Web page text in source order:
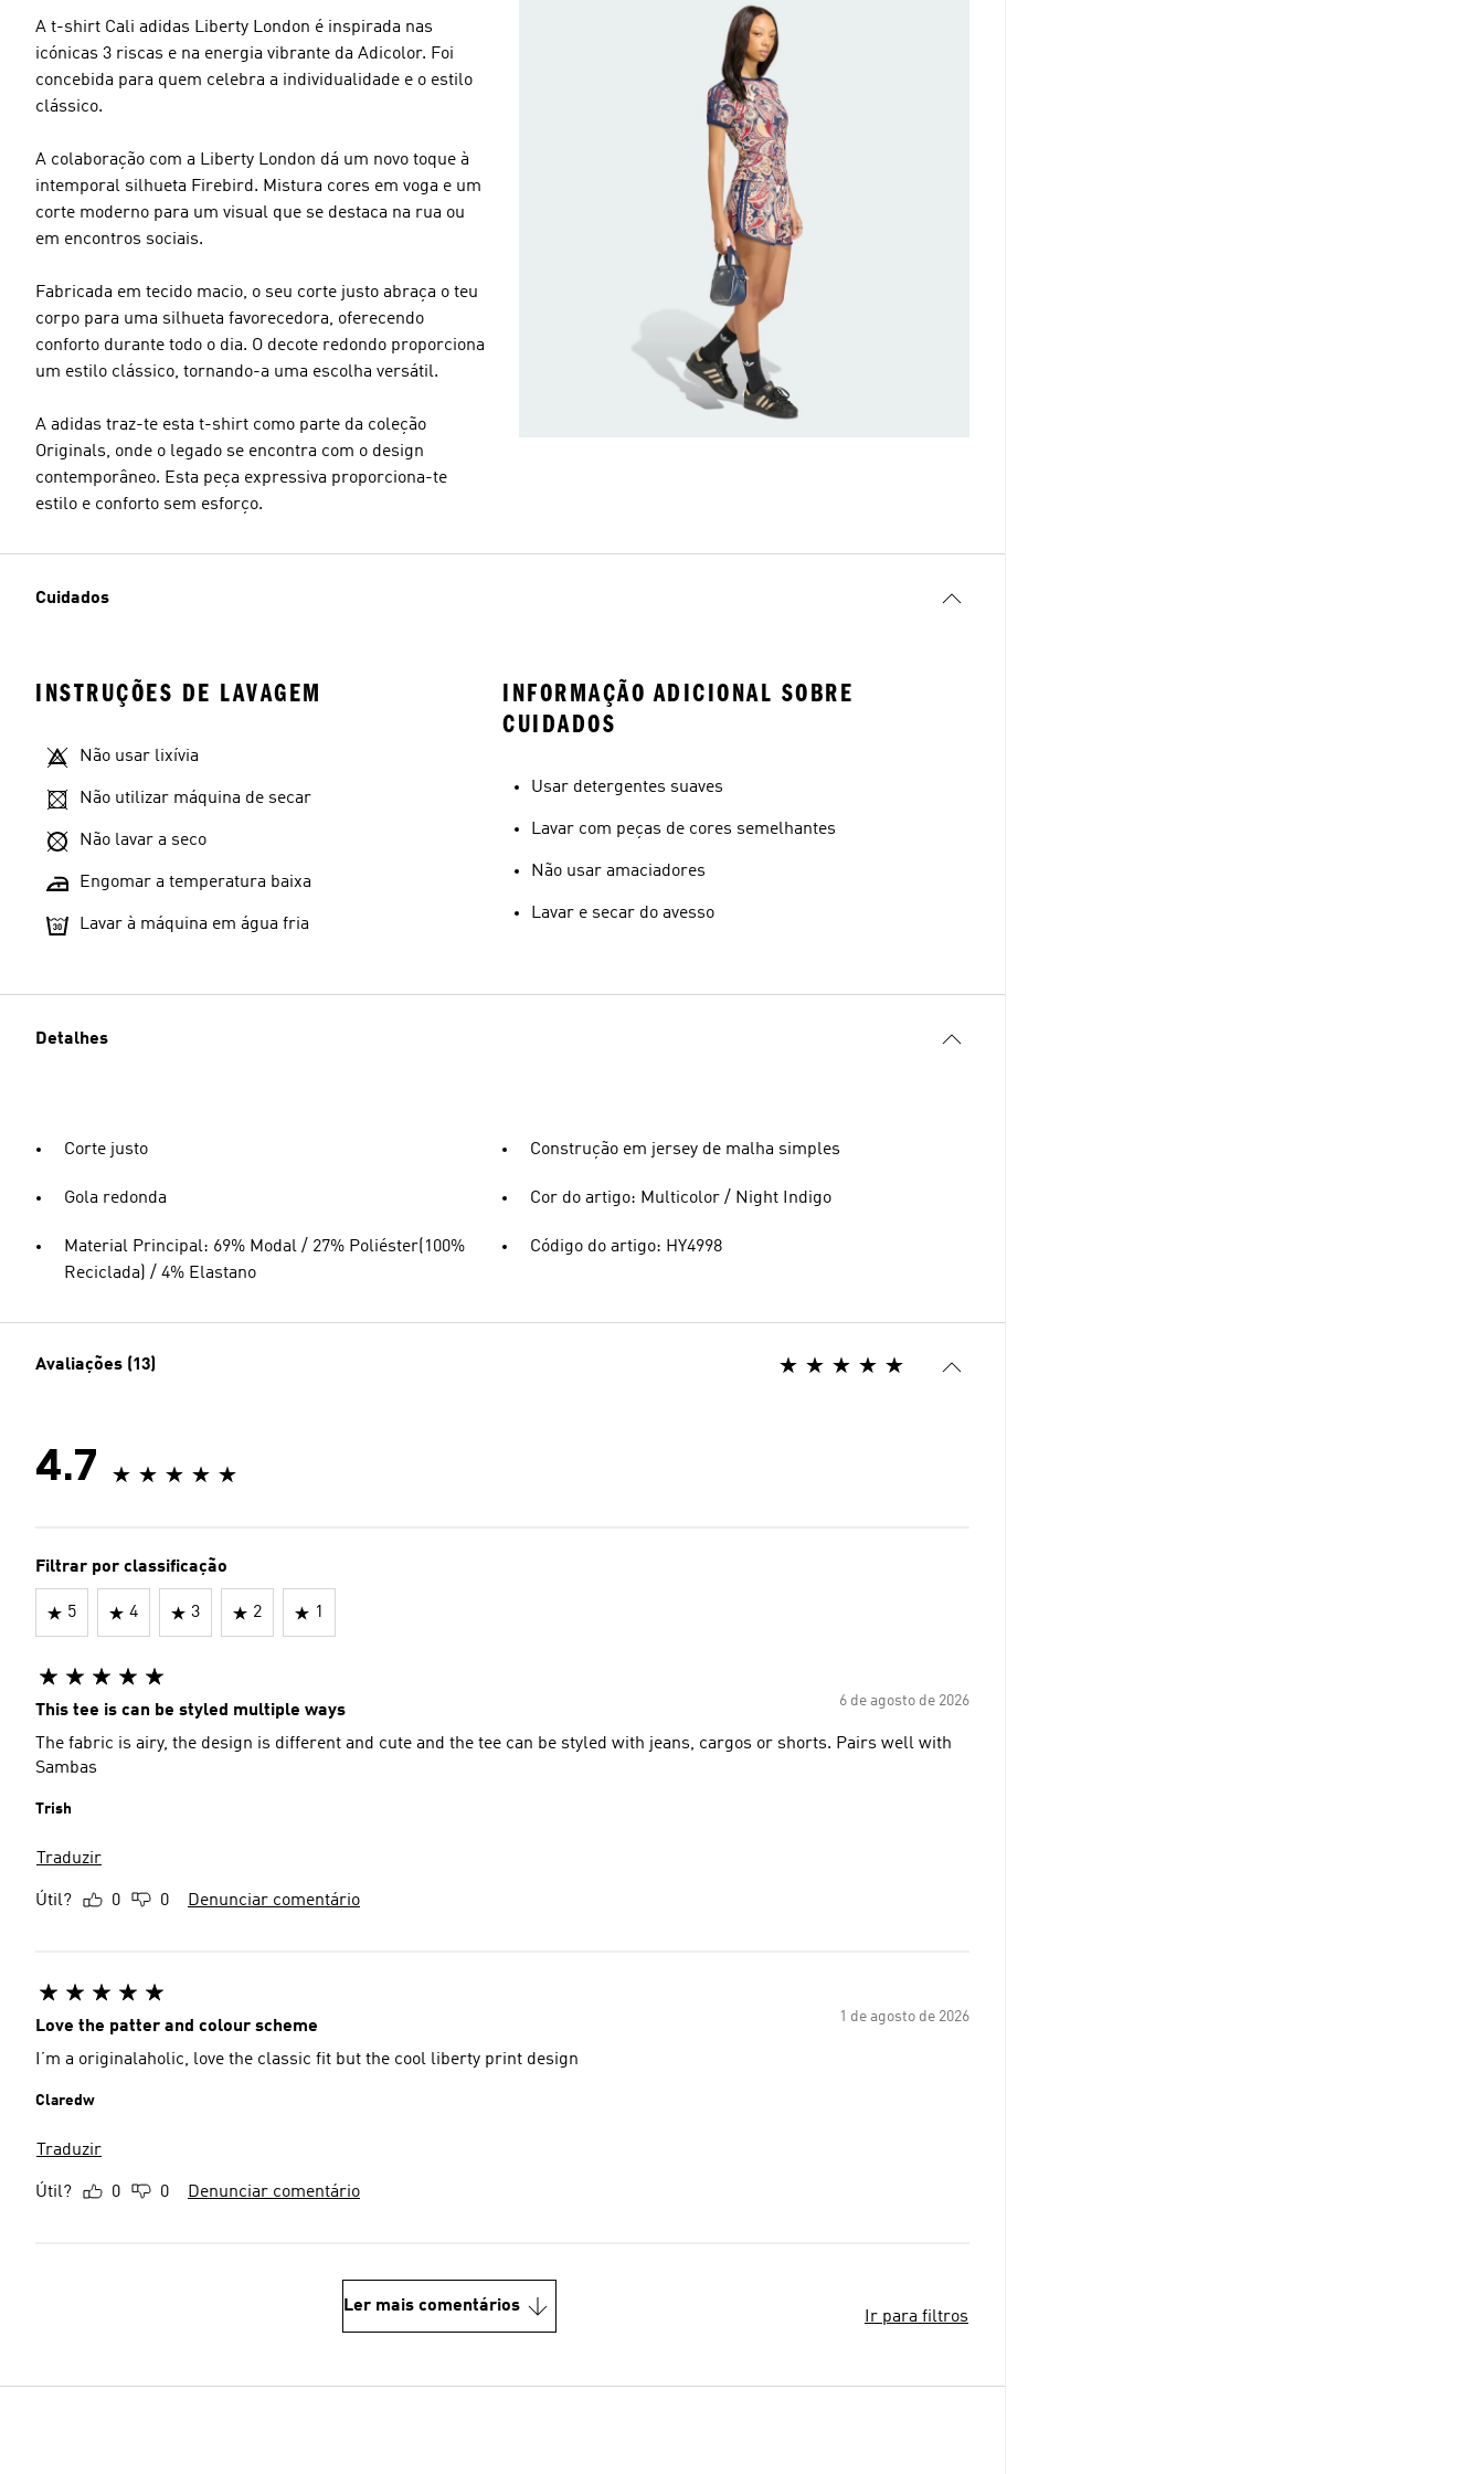
A t-shirt Cali adidas Liberty London é inspirada nas
icónicas 3 riscas e na energia vibrante da Adicolor. Foi
concebida para quem celebra a individualidade e o estilo
clássico.
A colaboração com a Liberty London dá um novo toque à
intemporal silhueta Firebird. Mistura cores em voga e um
corte moderno para um visual que se destaca na rua ou
em encontros sociais.
Fabricada em tecido macio, o seu corte justo abraça o teu
corpo para uma silhueta favorecedora, oferecendo
conforto durante todo o dia. O decote redondo proporciona
um estilo clássico, tornando-a uma escolha versátil.
A adidas traz-te esta t-shirt como parte da coleção
Originals, onde o legado se encontra com o design
contemporâneo. Esta peça expressiva proporciona-te
estilo e conforto sem esforço.
Cuidados
INSTRUÇÕES DE LAVAGEM
Não usar lixívia
Não utilizar máquina de secar
Não lavar a seco
Engomar a temperatura baixa
Lavar à máquina em água fria
INFORMAÇÃO ADICIONAL SOBRE
CUIDADOS
Usar detergentes suaves
Lavar com peças de cores semelhantes
Não usar amaciadores
Lavar e secar do avesso
Detalhes
Corte justo
Gola redonda
Material Principal: 69% Modal / 27% Poliéster(100%
Reciclada) / 4% Elastano
Construção em jersey de malha simples
Cor do artigo: Multicolor / Night Indigo
Código do artigo: HY4998
Avaliações (13)
4.7
Filtrar por classificação
5 4 3 2 1
6 de agosto de 2026
This tee is can be styled multiple ways
The fabric is airy, the design is different and cute and the tee can be styled with jeans, cargos or shorts. Pairs well with
Sambas
Trish
Traduzir
Útil? 0 0 Denunciar comentário
1 de agosto de 2026
Love the patter and colour scheme
I’m a originalaholic, love the classic fit but the cool liberty print design
Claredw
Traduzir
Útil? 0 0 Denunciar comentário
Ler mais comentários
Ir para filtros